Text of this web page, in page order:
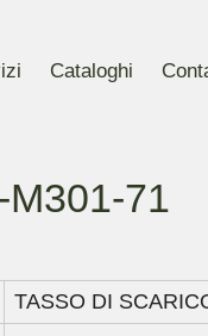
Cataloghi
71
TASSO DI